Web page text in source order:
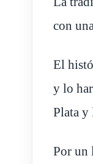
con
El
y lo
Plata y
Por un